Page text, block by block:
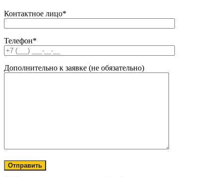
Контактное лицо*
Телефон*
Дополнительно к заявке (не обязательно)